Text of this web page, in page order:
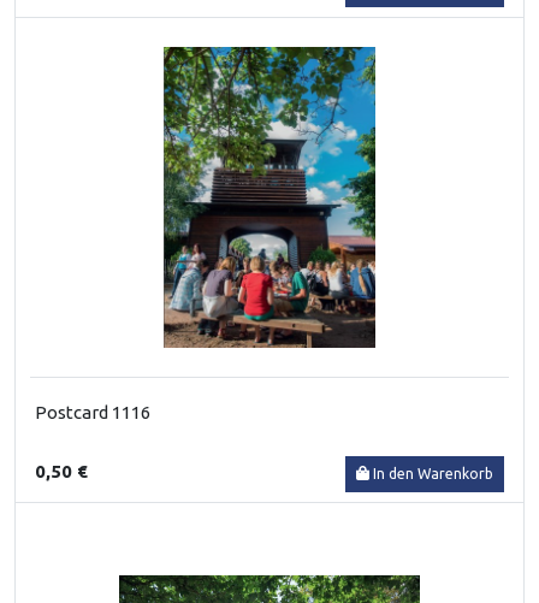
Postcard 1116
0,50 € In den Warenkorb